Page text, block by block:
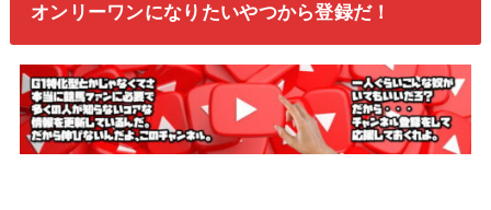
オンリーワンになりたいやつから登録だ！